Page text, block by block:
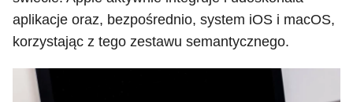
aplikacje oraz, bezpośrednio, system iOS i macOS,
korzystając z tego zestawu semantycznego.